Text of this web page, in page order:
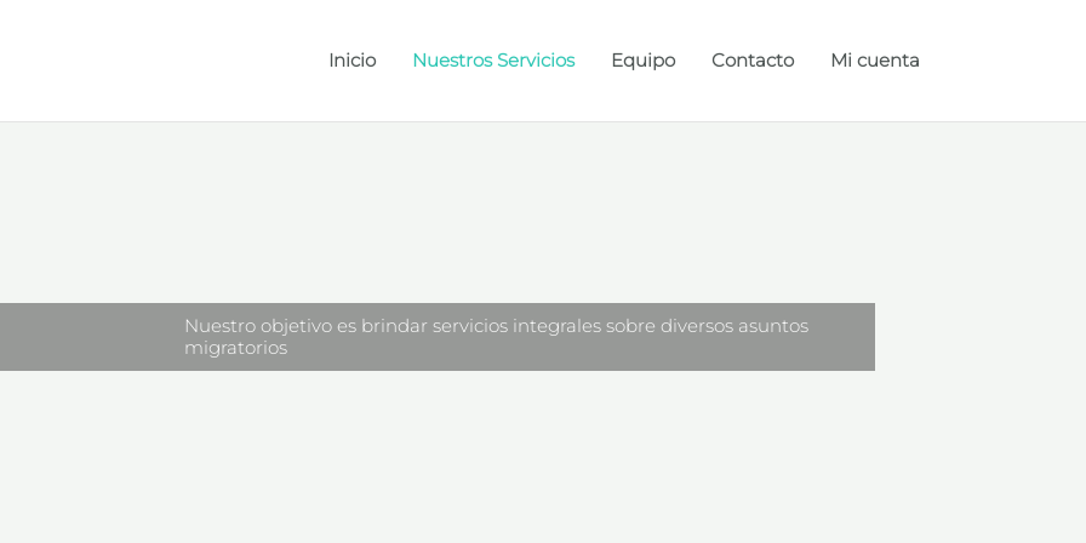
Inicio Nuestros Servicios Equipo Contacto Mi cuenta
Nuestro objetivo es brindar servicios integrales sobre diversos asuntos
migratorios